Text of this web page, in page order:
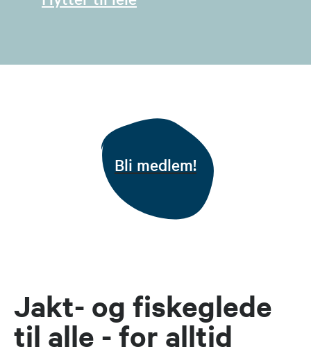
Bli medlem!
Jakt- og fiskeglede
til alle - for alltid